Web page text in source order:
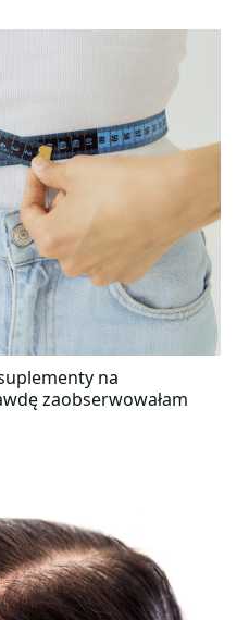
na
zaobserwowałam